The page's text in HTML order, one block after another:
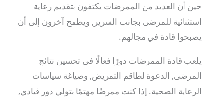
حين أن العديد من الممرضات يكتفون بتقديم رعاية
استثنائية للمرضى بجانب السرير, ويطمح آخرون إلى أن
يصبحوا قادة في مجالهم.
يلعب قادة الممرضات دورًا فعالًا في تحسين نتائج
المرضى, الدعوة لطاقم التمريض, وصياغة سياسات
الرعاية الصحية. إذا كنت ممرضًا مهتمًا بتولي دور قيادي,